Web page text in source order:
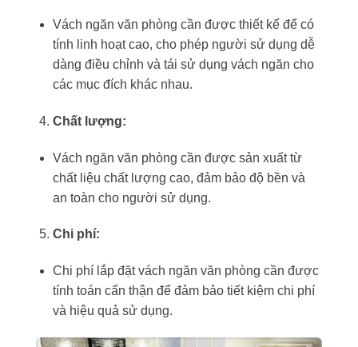
Vách ngăn văn phòng cần được thiết kế để có
tính linh hoạt cao, cho phép người sử dụng dễ
dàng điều chỉnh và tái sử dụng vách ngăn cho
các mục đích khác nhau.
Chất lượng:
Vách ngăn văn phòng cần được sản xuất từ
chất liệu chất lượng cao, đảm bảo độ bền và
an toàn cho người sử dụng.
Chi phí:
Chi phí lắp đặt vách ngăn văn phòng cần được
tính toán cẩn thận để đảm bảo tiết kiệm chi phí
và hiệu quả sử dụng.